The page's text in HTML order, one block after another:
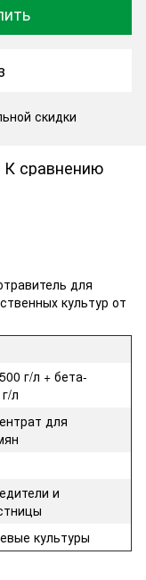
скидки
К сравнению
для
культур от
г/л + бета-
л
для
и
культуры